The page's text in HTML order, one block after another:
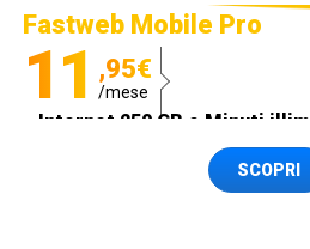
Fastweb Mobile Pro
11 ,95€
/mese
Internet 250 GB e Minuti
Spedizione SIM GRATISSCOPRI